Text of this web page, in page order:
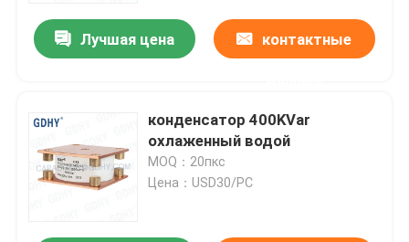
Лучшая цена контактные
конденсатор 400KVar
охлаженный водой
MOQ：20пкс
Цена：USD30/PC